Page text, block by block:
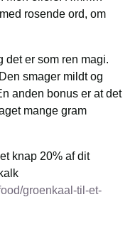
rosende ord, om
det er som ren magi.
smager mildt og
anden bonus er at det
mange gram
knap 20% af dit
groenkaal-til-et-